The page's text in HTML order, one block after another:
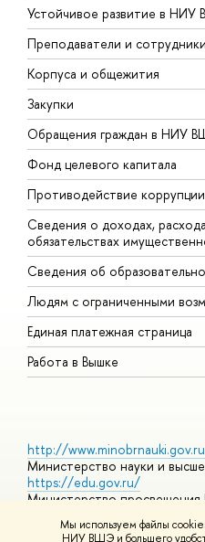
Мы используем файлы
НИУ ВШЭ и большего
Устойчивое развитие в НИУ
Преподаватели и сотрудники
Корпуса и общежития
Закупки
Обращения граждан в НИУ
Фонд целевого капитала
Противодействие коррупции
Сведения о доходах,
обязательствах
Сведения об
Людям с ограниченными
Единая платежная страница
Работа в Вышке
http://
Министерство науки и
https://edu.gov.ru/
Министерство
https://elearning.hse.ru/mooc
Массовые открытые